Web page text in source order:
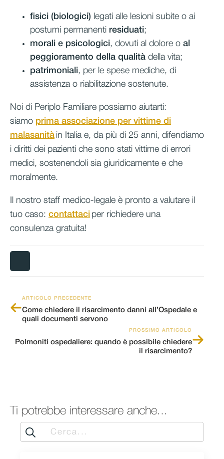
fisici (biologici) legati alle lesioni subite o ai
postumi permanenti residuati;
morali e psicologici, dovuti al dolore o al
peggioramento della qualità della vita;
patrimoniali, per le spese mediche, di
assistenza o riabilitazione sostenute.
Noi di Periplo Familiare possiamo aiutarti:
siamo prima associazione per vittime di
malasanità in Italia e, da più di 25 anni, difendiamo
i diritti dei pazienti che sono stati vittime di errori
medici, sostenendoli sia giuridicamente e che
moralmente.
Il nostro staff medico-legale è pronto a valutare il
tuo caso: contattaci per richiedere una
consulenza gratuita!
ARTICOLO PRECEDENTE
Come chiedere il risarcimento danni all’Ospedale e
quali documenti servono
PROSSIMO ARTICOLO
Polmoniti ospedaliere: quando è possibile chiedere
il risarcimento?
Ti potrebbe interessare anche...
Search
for: